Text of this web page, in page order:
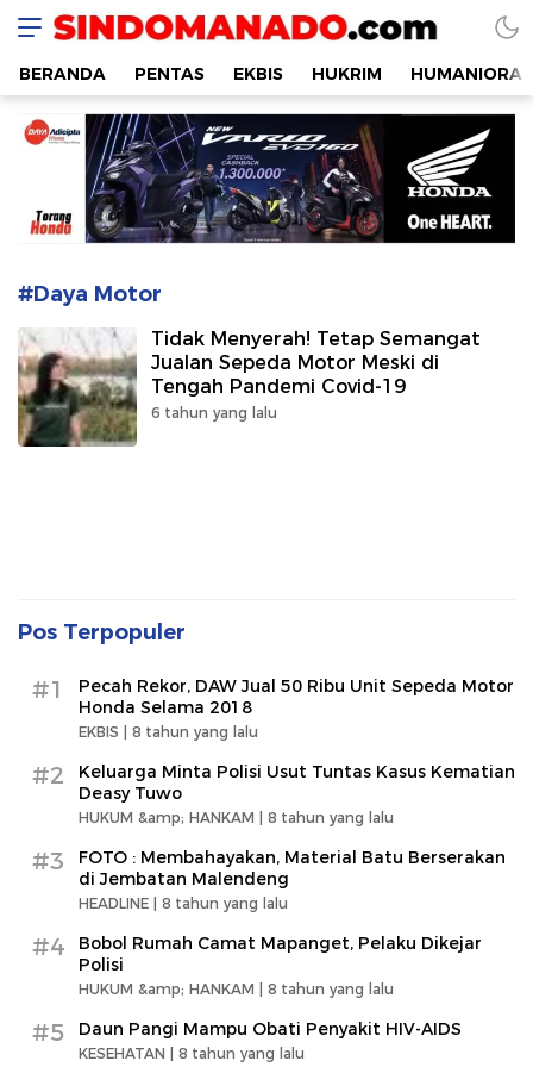
SINDOMANADO
Informatif dan Edukatif
BERANDA PENTAS EKBIS HUKRIM HUMANIORA
#Daya Motor
Tidak Menyerah! Tetap Semangat
Jualan Sepeda Motor Meski di
Tengah Pandemi Covid-19
6 tahun yang lalu
Pos Terpopuler
#1
Pecah Rekor, DAW Jual 50 Ribu Unit Sepeda Motor
Honda Selama 2018
EKBIS | 8 tahun yang lalu
#2
Keluarga Minta Polisi Usut Tuntas Kasus Kematian
Deasy Tuwo
HUKUM &amp; HANKAM | 8 tahun yang lalu
#3
FOTO : Membahayakan, Material Batu Berserakan
di Jembatan Malendeng
HEADLINE | 8 tahun yang lalu
#4
Bobol Rumah Camat Mapanget, Pelaku Dikejar
Polisi
HUKUM &amp; HANKAM | 8 tahun yang lalu
#5 Daun Pangi Mampu Obati Penyakit HIV-AIDS
KESEHATAN | 8 tahun yang lalu